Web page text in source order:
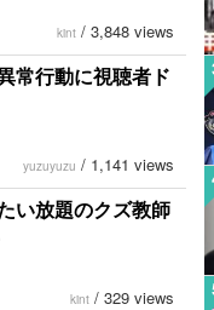
kint / 3,848 views
常行動に視聴者ド
yuzuyuzu / 1,141 views
い放題のクズ教師
kint / 329 views